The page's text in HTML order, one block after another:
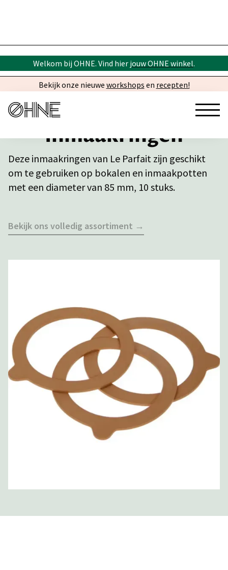
Welkom bij OHNE. Vind hier jouw OHNE winkel.
Bekijk onze nieuwe workshops en recepten!
Inmaakringen
Deze inmaakringen van Le Parfait zijn geschikt
om te gebruiken op bokalen en inmaakpotten
met een diameter van 85 mm, 10 stuks.
Bekijk ons volledig assortiment →